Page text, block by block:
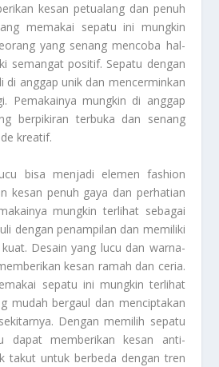
kesan petualang dan penuh
memakai sepatu ini mungkin
yang senang mencoba hal-
semangat positif. Sepatu dengan
di anggap unik dan mencerminkan
Pemakainya mungkin di anggap
berpikiran terbuka dan senang
kreatif.
bisa menjadi elemen fashion
kesan penuh gaya dan perhatian
mungkin terlihat sebagai
dengan penampilan dan memiliki
Desain yang lucu dan warna-
kesan ramah dan ceria.
sepatu ini mungkin terlihat
mudah bergaul dan menciptakan
Dengan memilih sepatu
dapat memberikan kesan anti-
takut untuk berbeda dengan tren